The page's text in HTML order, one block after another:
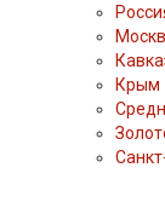
Крым